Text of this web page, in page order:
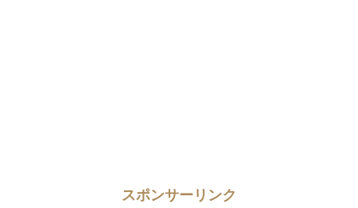
スポンサーリンク